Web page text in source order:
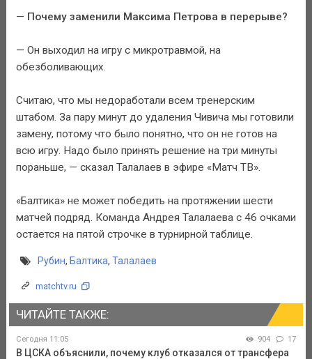
— Почему заменили Максима Петрова в перерыве?
— Он выходил на игру с микротравмой, на
обезболивающих.
Считаю, что мы недоработали всем тренерским
штабом. За пару минут до удаления Чивича мы готовили
замену, потому что было понятно, что он не готов на
всю игру. Надо было принять решение на три минуты
пораньше, — сказал Талалаев в эфире «Матч ТВ».
«Балтика» не может победить на протяжении шести
матчей подряд. Команда Андрея Талалаева с 46 очками
остается на пятой строчке в турнирной таблице.
Рубин, Балтика, Талалаев
matchtv.ru
ЧИТАЙТЕ ТАКЖЕ:
Сегодня 11:05 904 17
В ЦСКА объяснили, почему клуб отказался от трансфера